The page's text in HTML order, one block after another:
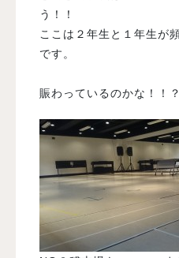
う！！
ここは２年生と１年生が
です。
賑わっているのかな！！？